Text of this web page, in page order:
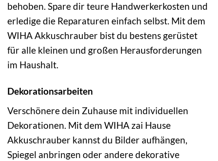
behoben. Spare dir teure Handwerkerkosten und
erledige die Reparaturen einfach selbst. Mit dem
WIHA Akkuschrauber bist du bestens gerüstet
für alle kleinen und großen Herausforderungen
im Haushalt.
Dekorationsarbeiten
Verschönere dein Zuhause mit individuellen
Dekorationen. Mit dem WIHA zai Hause
Akkuschrauber kannst du Bilder aufhängen,
Spiegel anbringen oder andere dekorative